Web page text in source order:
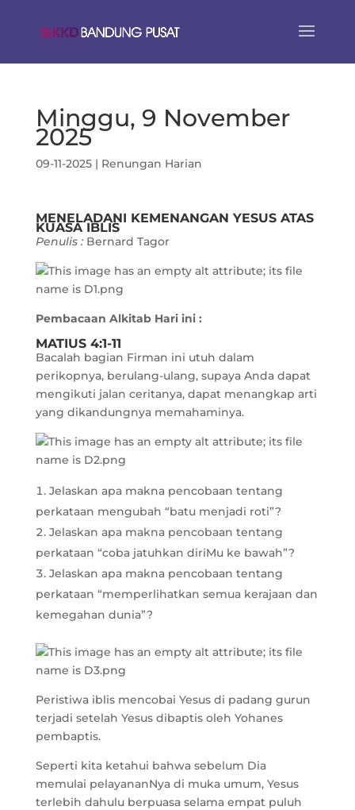
Minggu, 9 November
2025
09-11-2025| Renungan Harian
MENELADANI KEMENANGAN YESUS ATAS
KUASA IBLIS
Penulis : Bernard Tagor
Pembacaan Alkitab Hari ini :
MATIUS 4:1-11
Bacalah bagian Firman ini utuh dalam
perikopnya, berulang-ulang, supaya Anda dapat
mengikuti jalan ceritanya, dapat menangkap arti
yang dikandungnya memahaminya.
Jelaskan apa makna pencobaan tentang
perkataan mengubah “batu menjadi roti”?
Jelaskan apa makna pencobaan tentang
perkataan “coba jatuhkan diriMu ke bawah”?
Jelaskan apa makna pencobaan tentang
perkataan “memperlihatkan semua kerajaan dan
kemegahan dunia”?
Peristiwa iblis mencobai Yesus di padang gurun
terjadi setelah Yesus dibaptis oleh Yohanes
pembaptis.
Seperti kita ketahui bahwa sebelum Dia
memulai pelayananNya di muka umum, Yesus
terlebih dahulu berpuasa selama empat puluh